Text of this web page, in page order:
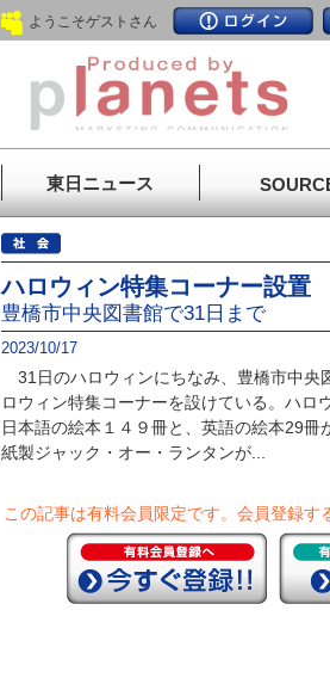
ようこそゲストさん
東日ニュース
ハロウィン特集コーナー設置
豊橋市中央図書館で31日まで
2023/10/17
31日のハロウィンにちなみ、豊橋市中央
ロウィン特集コーナーを設けている。ハロ
日本語の絵本１４９冊と、英語の絵本29
紙製ジャック・オー・ランタンが...
この記事は有料会員限定です。 会員登録す